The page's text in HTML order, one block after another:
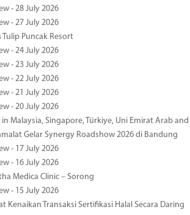
- 28 July 2026
- 27 July 2026
Puncak Resort
- 24 July 2026
- 23 July 2026
- 22 July 2026
- 21 July 2026
- 20 July 2026
Malaysia, Singapore, Türkiye, Uni Emirat Arab
Gelar Synergy Roadshow 2026 di Bandung
- 17 July 2026
- 16 July 2026
Medica Clinic – Sorong
- 15 July 2026
Kenaikan Transaksi Sertifikasi Halal Secara Daring